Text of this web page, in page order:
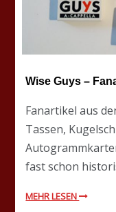
Wise Guys –
Fanartikel aus
Tassen,
fast schon
MEHR LESEN